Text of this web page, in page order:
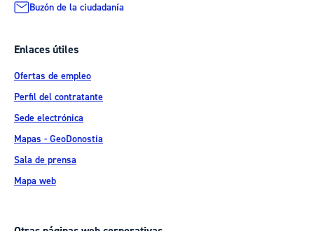
Buzón de la ciudadanía
Enlaces útiles
Ofertas de empleo
Perfil del contratante
Sede electrónica
Mapas - GeoDonostia
Sala de prensa
Mapa web